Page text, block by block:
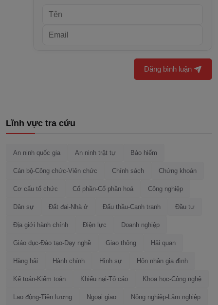
Đăng bình luận
Lĩnh vực tra cứu
An ninh quốc gia An ninh trật tự Bảo hiểm
Cán bộ-Công chức-Viên chức Chính sách Chứng khoán
Cơ cấu tổ chức Cổ phần-Cổ phần hoá Công nghiệp
Dân sự Đất đai-Nhà ở Đấu thầu-Cạnh tranh Đầu tư
Địa giới hành chính Điện lực Doanh nghiệp
Giáo dục-Đào tạo-Dạy nghề Giao thông Hải quan
Hàng hải Hành chính Hình sự Hôn nhân gia đình
Kế toán-Kiểm toán Khiếu nại-Tố cáo Khoa học-Công nghệ
Lao động-Tiền lương Ngoại giao Nông nghiệp-Lâm nghiệp